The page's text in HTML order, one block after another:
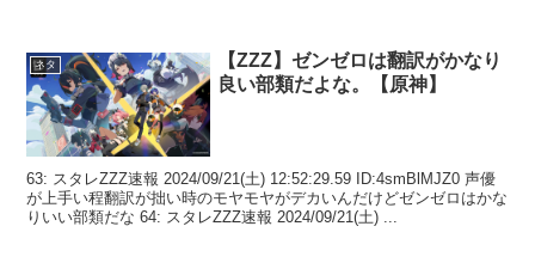
ネタ
【ZZZ】ゼンゼロは翻訳がかなり
良い部類だよな。【原神】
63: スタレZZZ速報 2024/09/21(土) 12:52:29.59 ID:4smBlMJZ0 声優
が上手い程翻訳が拙い時のモヤモヤがデカいんだけどゼンゼロはかな
りいい部類だな 64: スタレZZZ速報 2024/09/21(土) ...